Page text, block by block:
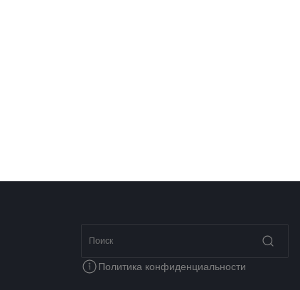
Политика конфиденциальности